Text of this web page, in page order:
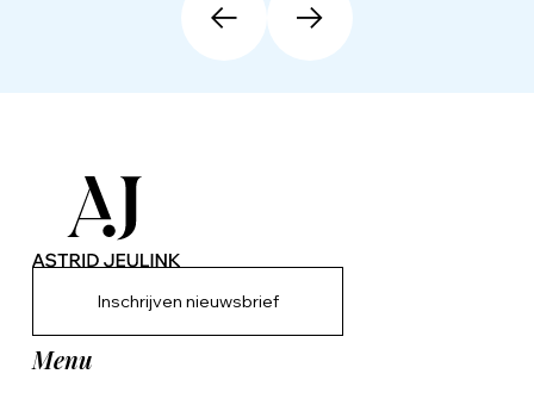
Inschrijven nieuwsbrief
Menu